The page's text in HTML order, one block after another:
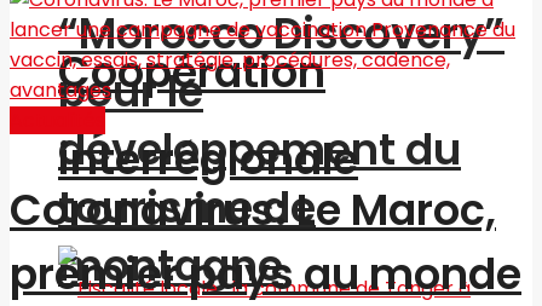
“Morocco Discovery”
pour le
développement du
tourisme de
montagne
Coopération
interrégionale
Coronavirus: Le Maroc,
premier pays au monde